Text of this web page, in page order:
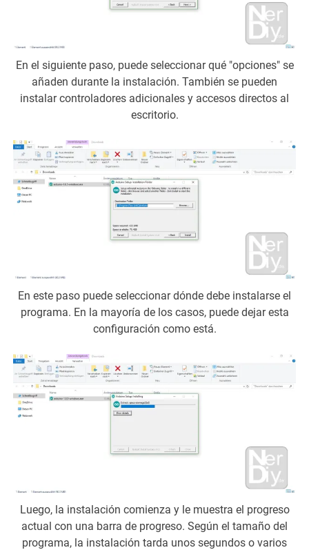
En el siguiente paso, puede seleccionar qué "opciones" se
añaden durante la instalación. También se pueden
instalar controladores adicionales y accesos directos al
escritorio.
En este paso puede seleccionar dónde debe instalarse el
programa. En la mayoría de los casos, puede dejar esta
configuración como está.
Luego, la instalación comienza y le muestra el progreso
actual con una barra de progreso. Según el tamaño del
programa, la instalación tarda unos segundos o varios